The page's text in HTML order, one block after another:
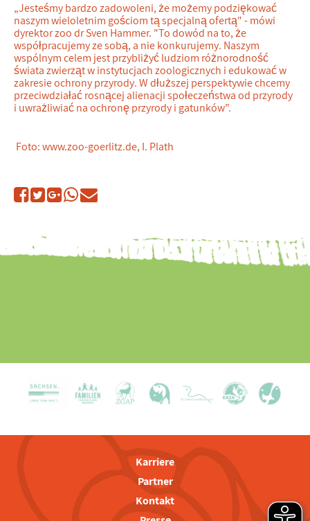
„Jesteśmy bardzo zadowoleni, że możemy podziękować
naszym wieloletnim gościom tą specjalną ofertą" - mówi
dyrektor zoo dr Sven Hammer. "To dowód na to, że
współpracujemy ze sobą, a nie konkurujemy. Naszym
wspólnym celem jest przybliżyć ludziom różnorodność
świata zwierząt w instytucjach zoologicznych i edukować w
zakresie ochrony przyrody. W dłuższej perspektywie chcemy
przeciwdziałać rosnącej alienacji społeczeństwa od przyrody
i uwrażliwiać na ochronę przyrody i gatunków”.
Foto: www.zoo-goerlitz.de, I. Plath
Karriere
Partner
Kontakt